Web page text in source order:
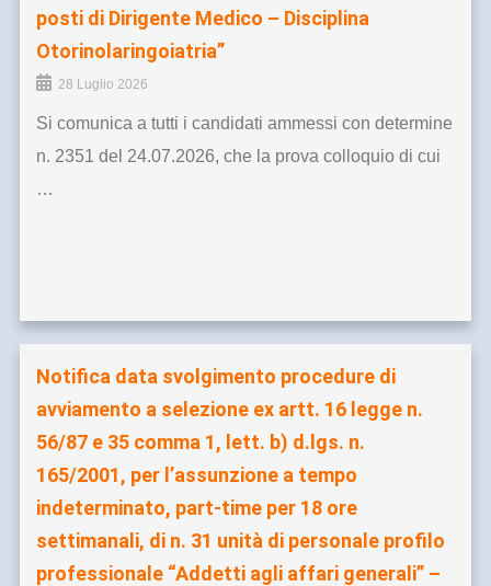
posti di Dirigente Medico – Disciplina
Otorinolaringoiatria”
28 Luglio 2026
Si comunica a tutti i candidati ammessi con determine
n. 2351 del 24.07.2026, che la prova colloquio di cui
…
Notifica data svolgimento procedure di
avviamento a selezione ex artt. 16 legge n.
56/87 e 35 comma 1, lett. b) d.lgs. n.
165/2001, per l’assunzione a tempo
indeterminato, part-time per 18 ore
settimanali, di n. 31 unità di personale profilo
professionale “Addetti agli affari generali” –